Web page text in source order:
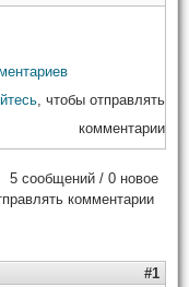
, чтобы отправлять
комментарии
5 сообщений / 0 новое
комментарии
#1